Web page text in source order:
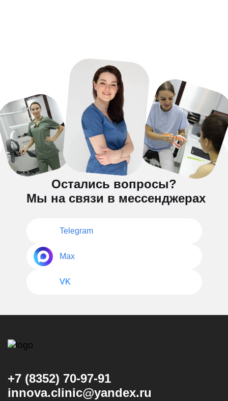
Остались вопросы?
Мы на связи в мессенджерах
Telegram
Max
VK
+7 (8352) 70-97-91
innova.clinic@yandex.ru